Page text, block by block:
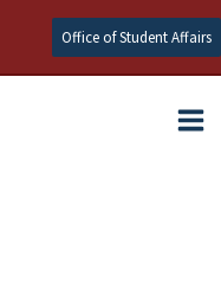
Office of Student Affairs